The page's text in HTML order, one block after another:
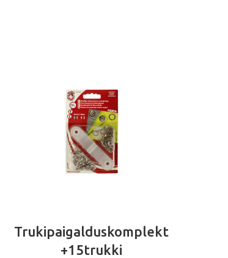
Trukipaigalduskomplekt
+15trukki